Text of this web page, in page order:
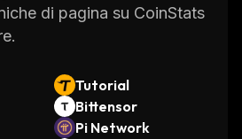
di pagina su CoinStats
Tutorial
Bittensor
Pi Network